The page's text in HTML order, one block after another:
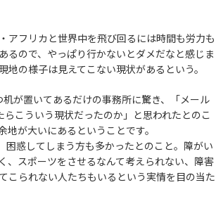
フリカと世界中を飛び回るには時間も労力も
ので、やっぱり行かないとダメだなと感じま
の様子は見えてこない現状があるという。
が置いてあるだけの事務所に驚き、「メール
こういう現状だったのか」と思われたとのこ
が大いにあるということです。
惑してしまう方も多かったとのこと。障がい
、スポーツをさせるなんて考えられない、障害
こられない人たちもいるという実情を目の当た